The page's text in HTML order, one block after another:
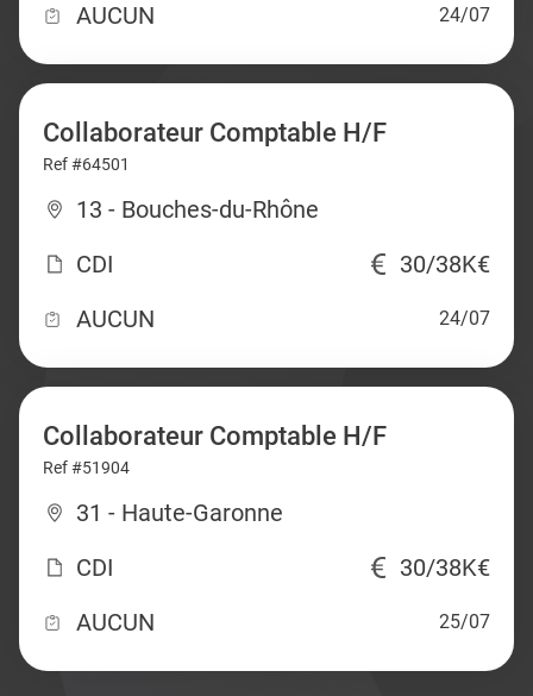
AUCUN
24/07
Collaborateur Comptable H/F
Ref #64501
13 - Bouches-du-Rhône
CDI
30/38K€
AUCUN
24/07
Collaborateur Comptable H/F
Ref #51904
31 - Haute-Garonne
CDI
30/38K€
AUCUN
25/07